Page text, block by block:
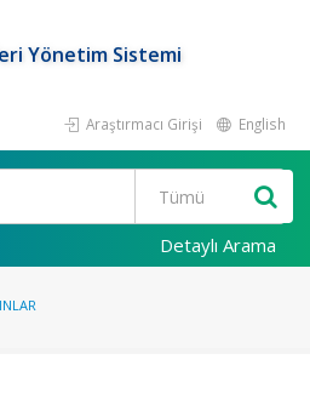
Yönetim Sistemi
Araştırmacı Girişi English
Detaylı Arama